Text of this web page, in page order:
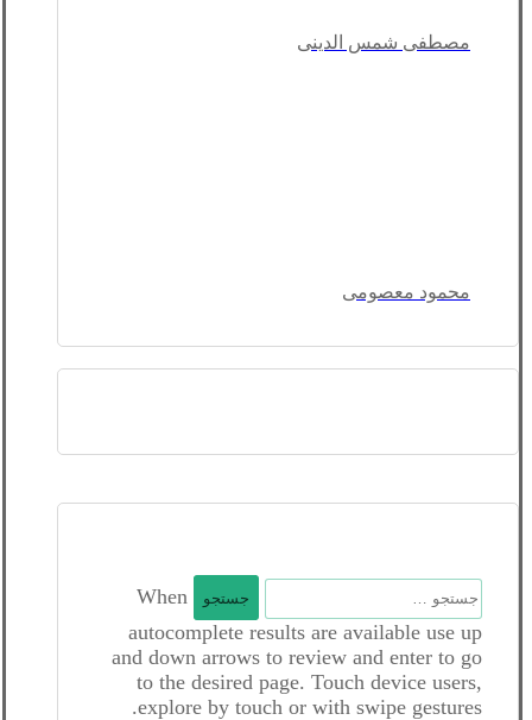
مصطفی شمس الدینی
محمود معصومی
جستجو
برای:
When
autocomplete results are available use up
and down arrows to review and enter to go
to the desired page. Touch device users,
explore by touch or with swipe gestures.